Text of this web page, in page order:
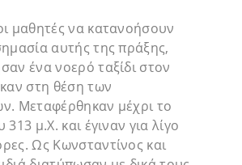
μαθητές να κατανοήσουν
αυτής της πράξης,
ένα νοερό ταξίδι στον
στη θέση των
Μεταφέρθηκαν μέχρι το
μ.Χ. και έγιναν για λίγο
Ως Κωνσταντίνος και